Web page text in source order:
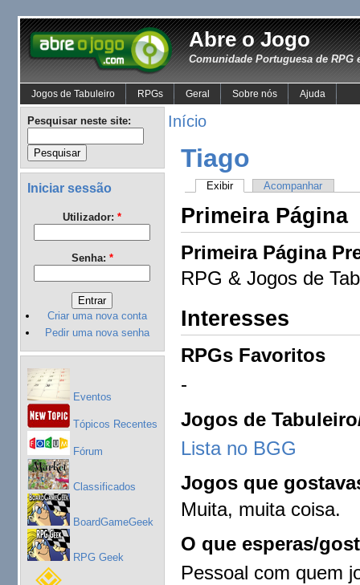
Abre o Jogo
Comunidade Portuguesa de RPG
Jogos de Tabuleiro RPGs Geral Sobre nós Ajuda
Pesquisar neste site:
Iniciar sessão
Utilizador: *
Senha: *
Criar uma nova conta
Pedir uma nova senha
Eventos
Tópicos Recentes
Fórum
Classificados
BoardGameGeek
RPG Geek
Início
Tiago
Exibir Acompanhar
Primeira Página
Primeira Página
RPG & Jogos de
Interesses
RPGs Favoritos
-
Jogos de
Lista no BGG
Jogos que
Muita, muita coisa.
O que esperas/
Pessoal com quem